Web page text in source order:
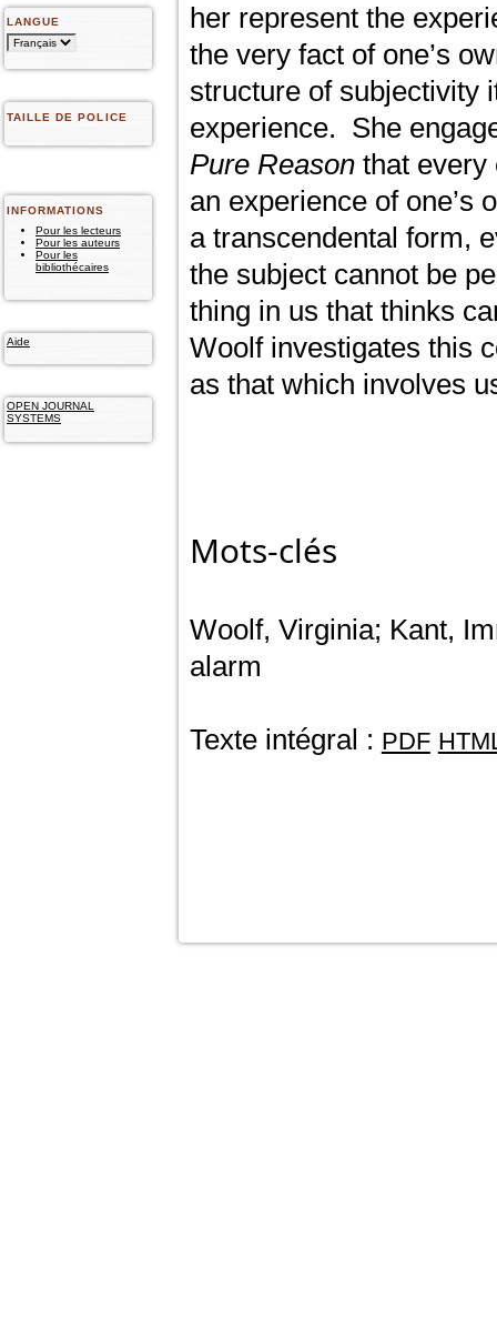
LANGUE
TAILLE DE POLICE
INFORMATIONS
Pour les lecteurs
Pour les auteurs
Pour les
bibliothécaires
Aide
OPEN JOURNAL
SYSTEMS
her represent the
the very fact of one’s
structure of subjectivity
experience. She
Pure Reasonthat every
an experience of one’s
a transcendental form,
the subject cannot be
thing in us that thinks
Woolf investigates this
as that which involves
Mots-clés
Woolf, Virginia; Kant,
alarm
Texte intégral : PDF